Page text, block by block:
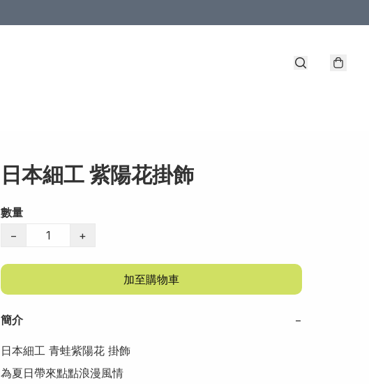
日本細工 紫陽花掛飾
數量
−
+
加至購物車
簡介 −
日本細工 青蛙紫陽花 掛飾
為夏日帶來點點浪漫風情